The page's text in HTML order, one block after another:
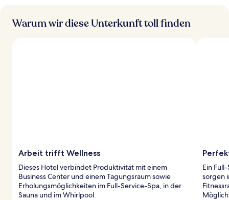
Warum wir diese Unterkunft toll finden
Arbeit trifft Wellness
Dieses Hotel verbindet Produktivität mit einem
Business Center und einem Tagungsraum sowie
Erholungsmöglichkeiten im Full-Service-Spa, in der
Sauna und im Whirlpool.
Ein
sorgen